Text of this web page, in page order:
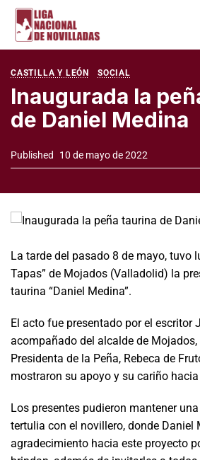
CASTILLA Y LEÓN SOCIAL
Inaugurada la
de Daniel Medina
Published 10 de mayo de 2022
La tarde del pasado 8 de mayo, tuvo
Tapas” de Mojados (Valladolid) la
taurina “Daniel Medina”.
El acto fue presentado por el escritor
acompañado del alcalde de
Presidenta de la Peña, Rebeca de
mostraron su apoyo y su cariño
Los presentes pudieron mantener
tertulia con el novillero, donde Daniel
agradecimiento hacia este proyecto